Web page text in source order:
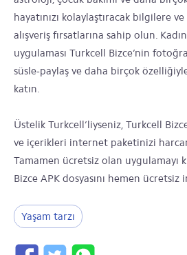
hayatınızı kolaylaştıracak bilgilere
alışveriş fırsatlarına sahip olun.
uygulaması Turkcell Bizce’nin
süsle-paylaş ve daha birçok
katın.
Üstelik Turkcell’liyseniz, Turkcell
ve içerikleri internet paketinizi
Tamamen ücretsiz olan uygulamayı
Bizce APK dosyasını hemen
Yaşam tarzı